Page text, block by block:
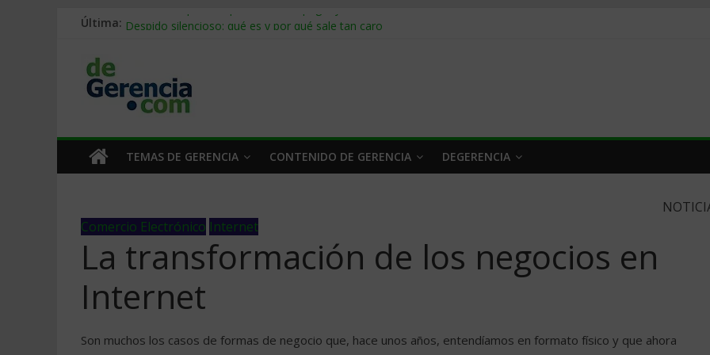
Última: Stablecoins para empresas: cómo pagar y cobrar en 2026
Trabajo forzoso en la cadena de suministro: qué hacer
Mercado hispano de EE. UU.: cómo segmentarlo y venderle
TEMAS DE GERENCIA CONTENIDO DE GERENCIA DEGERENCIA
Comercio Electrónico Internet
La transformación de los negocios en
Internet
Son muchos los casos de formas de negocio que, hace unos años, entendíamos en formato físico y que ahora